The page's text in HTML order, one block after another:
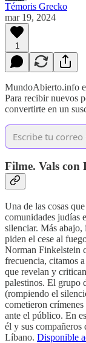
Témoris Grecko
mar 19, 2024
1
MundoAbierto.info
Para recibir nuevos
convertirte en un
Filme. Vals
Una de las cosas
comunidades judías
silenciar. Más
piden el cese al
Norman Finkelstein
frecuencia, citamos
que revelan y
palestinos. El grupo
(rompiendo el
cometieron crímenes
ante el público. En
él y sus compañeros
Líbano. Disponible